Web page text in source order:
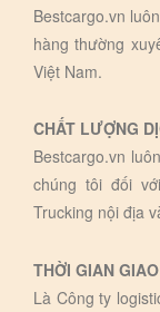
Bestcargo.vn
hàng thường
Việt Nam.
CHẤT LƯỢNG
Bestcargo.vn
chúng tôi đối
Trucking nội địa
THỜI GIAN
Là Công ty